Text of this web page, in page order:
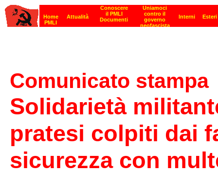
Comunicato stampa
Solidarietà
pratesi colpiti dai
sicurezza con